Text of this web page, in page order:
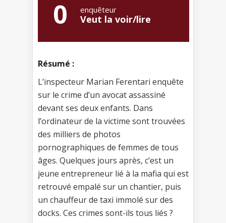
0 enquêteur
Veut la voir/lire
Résumé :
L’inspecteur Marian Ferentari enquête
sur le crime d’un avocat assassiné
devant ses deux enfants. Dans
l’ordinateur de la victime sont trouvées
des milliers de photos
pornographiques de femmes de tous
âges. Quelques jours après, c’est un
jeune entrepreneur lié à la mafia qui est
retrouvé empalé sur un chantier, puis
un chauffeur de taxi immolé sur des
docks. Ces crimes sont-ils tous liés ?